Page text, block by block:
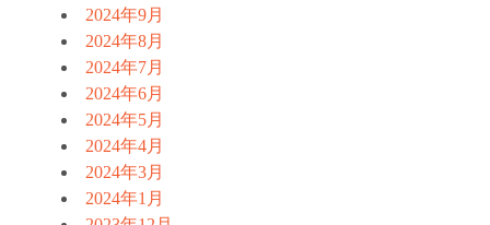
2024年9月
2024年8月
2024年7月
2024年6月
2024年5月
2024年4月
2024年3月
2024年1月